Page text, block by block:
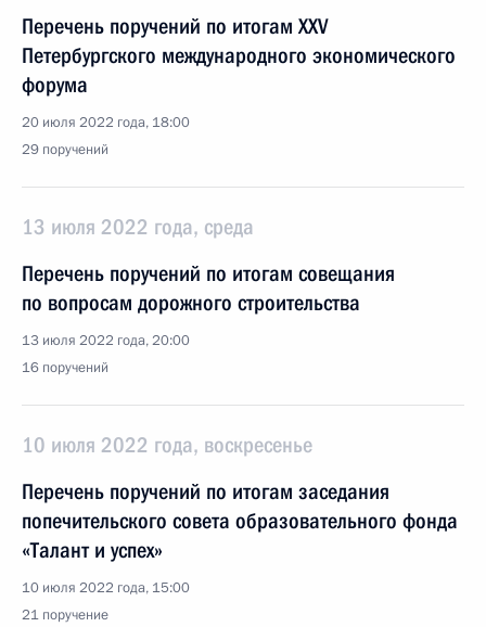
Перечень поручений по итогам XXV
Петербургского международного экономического
форума
20 июля 2022 года, 18:00
29 поручений
13 июля 2022 года, среда
Перечень поручений по итогам совещания
по вопросам дорожного строительства
13 июля 2022 года, 20:00
16 поручений
10 июля 2022 года, воскресенье
Перечень поручений по итогам заседания
попечительского совета образовательного фонда
«Талант и успех»
10 июля 2022 года, 15:00
21 поручение